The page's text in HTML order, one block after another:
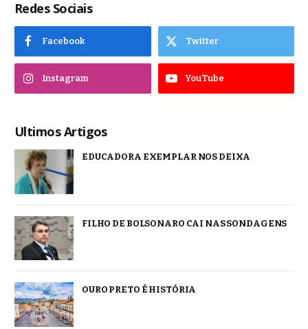
Redes Sociais
Facebook Twitter
Instagram YouTube
Ultimos Artigos
EDUCADORA EXEMPLAR NOS DEIXA
FILHO DE BOLSONARO CAI NAS SONDAGENS
OURO PRETO É HISTÓRIA